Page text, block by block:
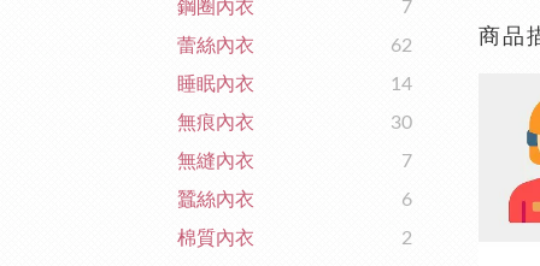
鋼圈內衣
7
蕾絲內衣
62
睡眠內衣
14
無痕內衣
30
無縫內衣
7
蠶絲內衣
6
棉質內衣
2
商品